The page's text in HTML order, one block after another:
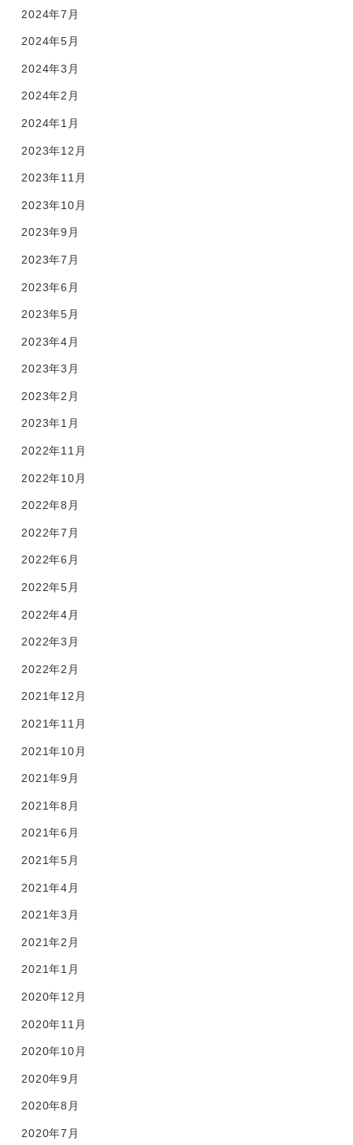
2024年7月
2024年5月
2024年3月
2024年2月
2024年1月
2023年12月
2023年11月
2023年10月
2023年9月
2023年7月
2023年6月
2023年5月
2023年4月
2023年3月
2023年2月
2023年1月
2022年11月
2022年10月
2022年8月
2022年7月
2022年6月
2022年5月
2022年4月
2022年3月
2022年2月
2021年12月
2021年11月
2021年10月
2021年9月
2021年8月
2021年6月
2021年5月
2021年4月
2021年3月
2021年2月
2021年1月
2020年12月
2020年11月
2020年10月
2020年9月
2020年8月
2020年7月